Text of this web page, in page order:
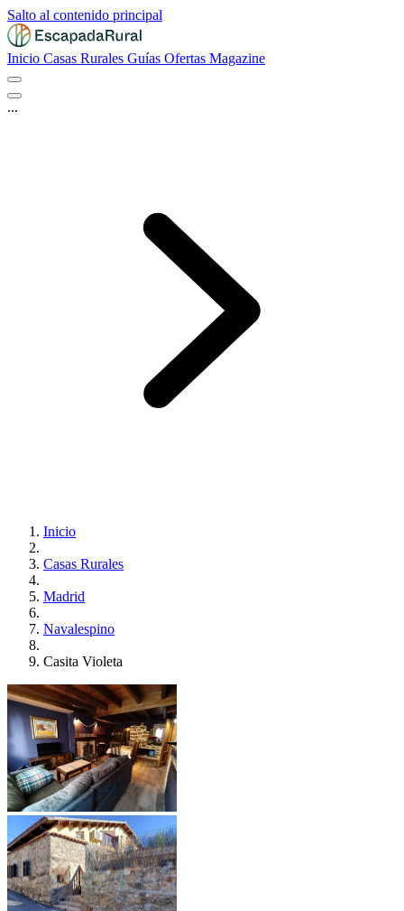
Salto al contenido principal
Inicio Casas Rurales Guías Ofertas Magazine
...
Inicio
Casas Rurales
Madrid
Navalespino
Casita Violeta